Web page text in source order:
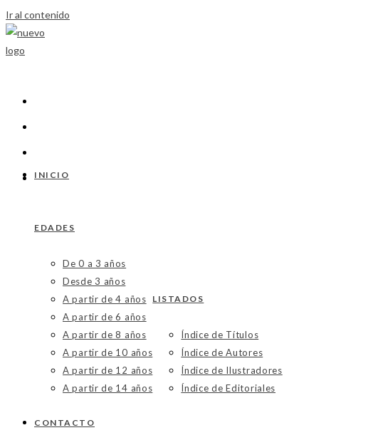
Ir al contenido
INICIO
EDADES
De 0 a 3 años
Desde 3 años
A partir de 4 años
A partir de 6 años
A partir de 8 años
A partir de 10 años
A partir de 12 años
A partir de 14 años
LISTADOS
Índice de Títulos
Índice de Autores
Índice de Ilustradores
Índice de Editoriales
CONTACTO